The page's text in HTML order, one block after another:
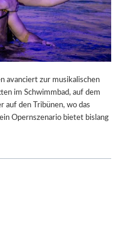
avanciert zur musikalischen
im Schwimmbad, auf dem
auf den Tribünen, wo das
Opernszenario bietet bislang